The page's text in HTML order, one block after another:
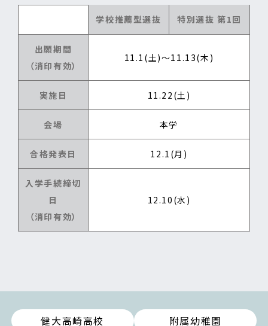
学校推薦型選抜 特別選抜 第1回
出願期間
（消印有効）
11.1(土)～11.13(木)
実施日 11.22(土)
会場 本学
合格発表日 12.1(月)
入学手続締切
日
（消印有効）
12.10(水)
健大高崎高校 附属幼稚園